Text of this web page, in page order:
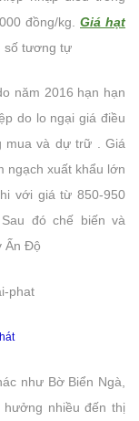
đồng/kg. Giá hạt
số tương tự
năm 2016 hạn hạn
do lo ngại giá điều
mua và dự trữ . Giá
ngạch xuất khẩu lớn
với giá từ 850-950
Sau đó chế biến và
Ấn Độ
như Bờ Biển Ngà,
hưởng nhiều đến thị